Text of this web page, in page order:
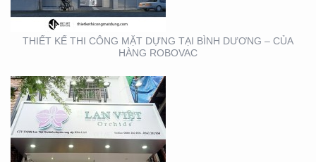
THIẾT KẾ THI CÔNG MẶT DỰNG TẠI BÌNH DƯƠNG – CỦA
HÀNG ROBOVAC
THIẾT KẾ THI CÔNG
BẢNG HIỆU NHA KHOA
TẠI TP. HỒ CHÍ MINH